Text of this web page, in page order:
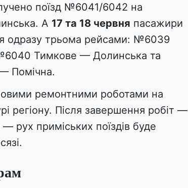
поїзд №6041/6042 на
А 17 та 18 червня пасажири
одразу трьома рейсами: №6039
Тимкове — Долинська та
Помічна.
ремонтними роботами на
регіону. Після завершення робіт —
— рух приміських поїздів буде